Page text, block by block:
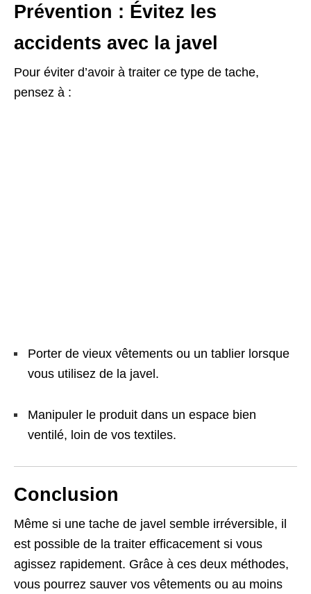
Prévention : Évitez les
accidents avec la javel
Pour éviter d’avoir à traiter ce type de tache,
pensez à :
Porter de vieux vêtements ou un tablier lorsque
vous utilisez de la javel.
Manipuler le produit dans un espace bien
ventilé, loin de vos textiles.
Conclusion
Même si une tache de javel semble irréversible, il
est possible de la traiter efficacement si vous
agissez rapidement. Grâce à ces deux méthodes,
vous pourrez sauver vos vêtements ou au moins